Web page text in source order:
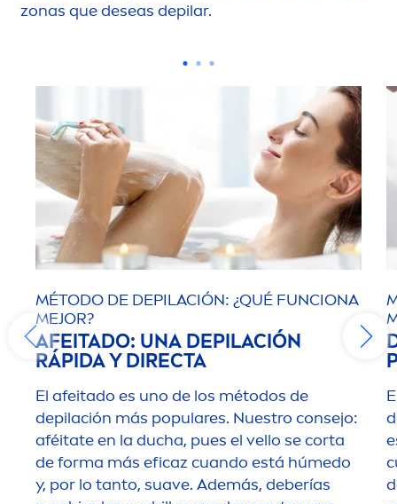
zonas que deseas depilar.
MÉTODO DE DEPILACIÓN: ¿QUÉ FUNCIONA
MEJOR?
AFEITADO: UNA DEPILACIÓN
RÁPIDA Y DIRECTA
El afeitado es uno de los métodos de
depilación más populares. Nuestro consejo:
aféitate en la ducha, pues el vello se corta
de forma más eficaz cuando está húmedo
y, por lo tanto, suave. Además, deberías